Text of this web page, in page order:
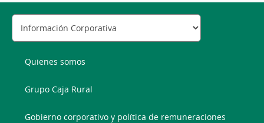
Quienes somos
Grupo Caja Rural
Gobierno corporativo y política de remuneraciones